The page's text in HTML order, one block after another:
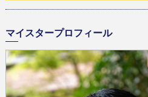
マイスタープロフィール